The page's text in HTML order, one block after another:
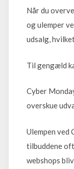
Når du
og ulemper
udsalg,
Til gengæld
Cyber
overskue
Ulempen ved
tilbuddene
webshops